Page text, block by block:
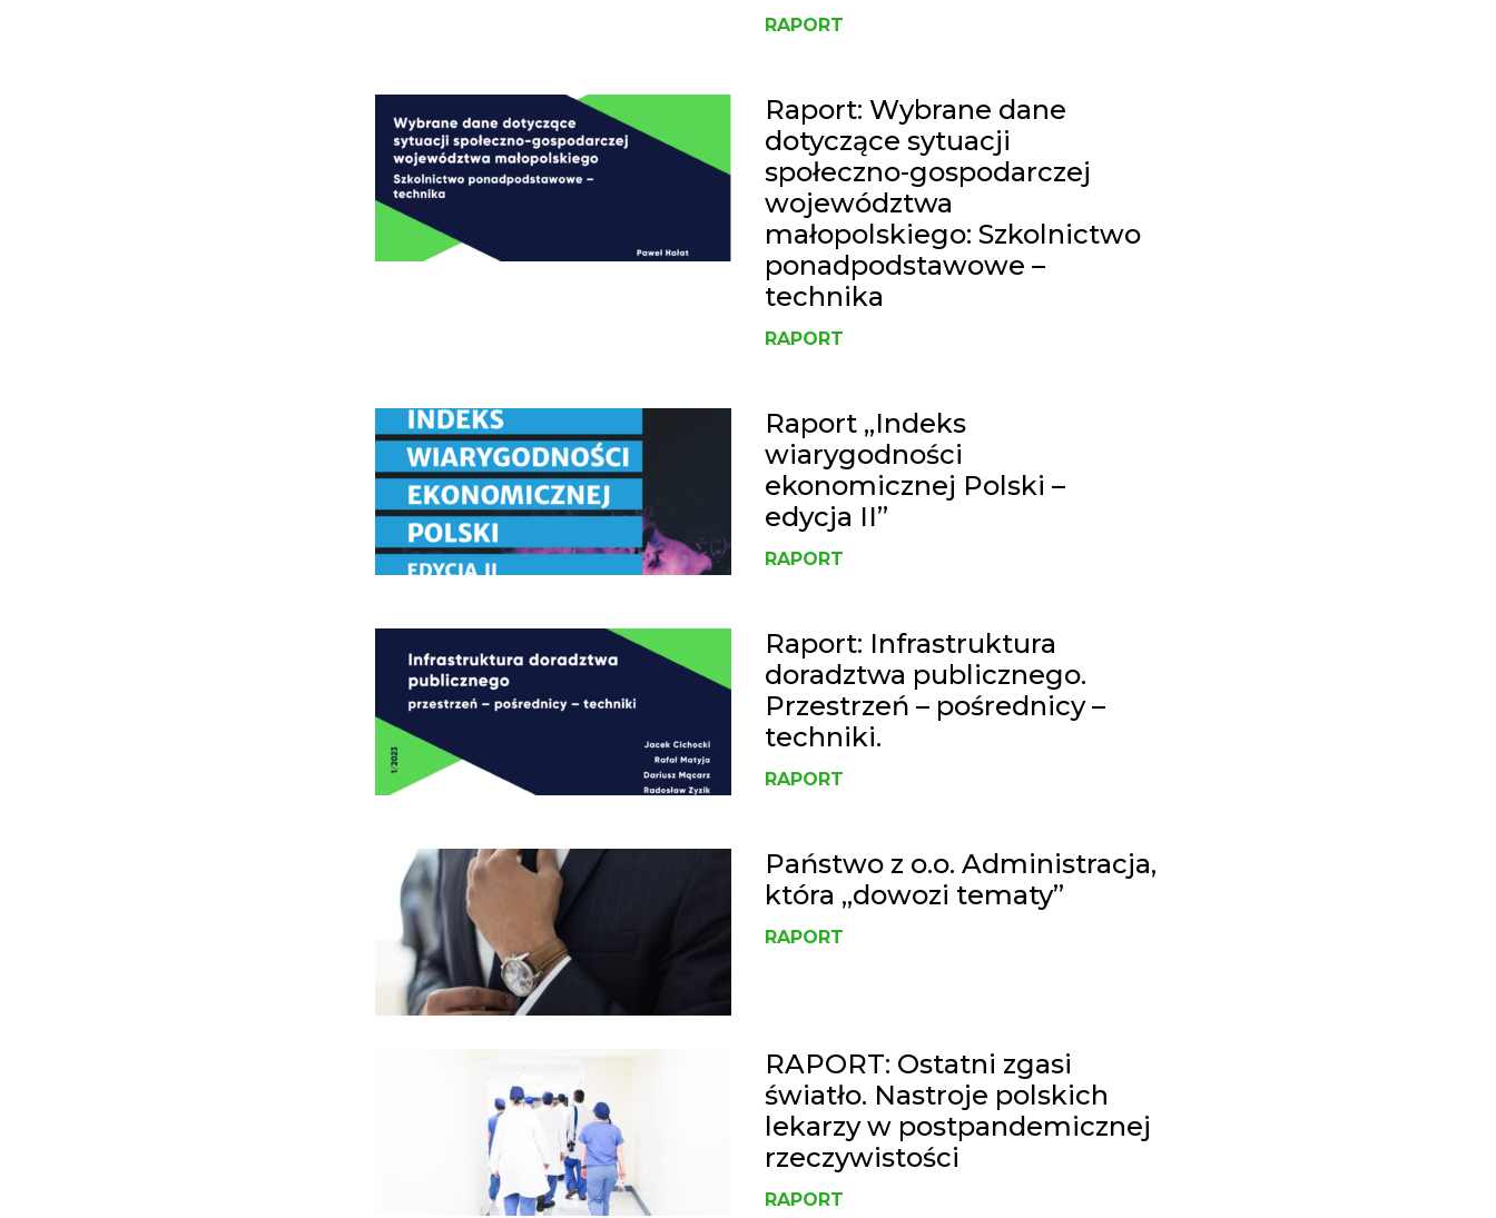
RAPORT
Raport: Wybrane dane
dotyczące sytuacji
społeczno-gospodarczej
województwa
małopolskiego: Szkolnictwo
ponadpodstawowe –
technika
RAPORT
Raport „Indeks
wiarygodności
ekonomicznej Polski –
edycja II”
RAPORT
Raport: Infrastruktura
doradztwa publicznego.
Przestrzeń – pośrednicy –
techniki.
RAPORT
Państwo z o.o. Administracja,
która „dowozi tematy”
RAPORT
RAPORT: Ostatni zgasi
światło. Nastroje polskich
lekarzy w postpandemicznej
rzeczywistości
RAPORT